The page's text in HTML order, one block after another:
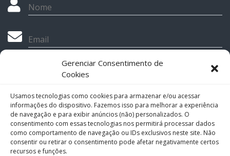
Gerenciar Consentimento de
Cookies
Usamos tecnologias como cookies para armazenar e/ou acessar
informações do dispositivo. Fazemos isso para melhorar a experiência
de navegação e para exibir anúncios (não) personalizados. O
consentimento com essas tecnologias nos permitirá processar dados
como comportamento de navegação ou IDs exclusivos neste site. Não
consentir ou retirar o consentimento pode afetar negativamente certos
recursos e funções.
Nome
Email
Telefone
Assunto
Mensagem